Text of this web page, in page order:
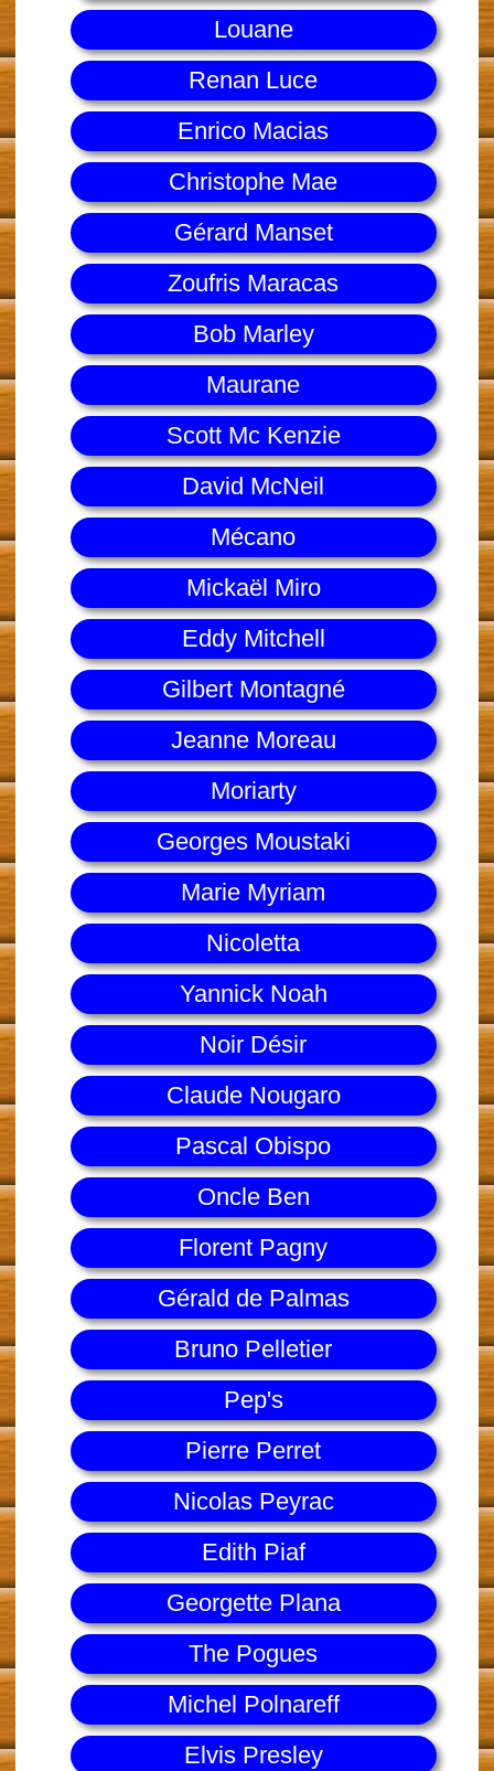
Louane
Renan Luce
Enrico Macias
Christophe Mae
Gérard Manset
Zoufris Maracas
Bob Marley
Maurane
Scott Mc Kenzie
David McNeil
Mécano
Mickaël Miro
Eddy Mitchell
Gilbert Montagné
Jeanne Moreau
Moriarty
Georges Moustaki
Marie Myriam
Nicoletta
Yannick Noah
Noir Désir
Claude Nougaro
Pascal Obispo
Oncle Ben
Florent Pagny
Gérald de Palmas
Bruno Pelletier
Pep's
Pierre Perret
Nicolas Peyrac
Edith Piaf
Georgette Plana
The Pogues
Michel Polnareff
Elvis Presley